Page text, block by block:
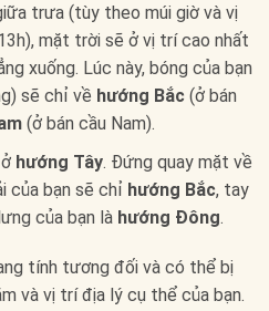
trưa (tùy theo múi giờ và vị
mặt trời sẽ ở vị trí cao nhất
xuống. Lúc này, bóng của bạn
sẽ chỉ về hướng Bắc (ở bán
(ở bán cầu Nam).
hướng Tây. Đứng quay mặt về
của bạn sẽ chỉ hướng Bắc, tay
của bạn là hướng Đông.
tính tương đối và có thể bị
và vị trí địa lý cụ thể của bạn.